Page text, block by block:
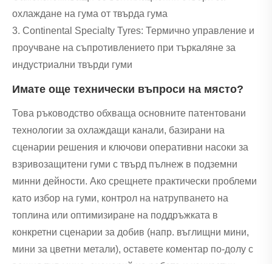
охлаждане на гума от твърда гума
3. Continental Specialty Tyres: Термично управление и
проучване на съпротивлението при търкаляне за
индустриални твърди гуми
Имате още технически въпроси на място?
Това ръководство обхваща основните патентовани
технологии за охлаждащи канали, базирани на
сценарии решения и ключови оперативни насоки за
взривозащитени гуми с твърд пълнеж в подземни
минни дейности. Ако срещнете практически проблеми
като избор на гуми, контрол на натрупването на
топлина или оптимизиране на поддръжката в
конкретни сценарии за добив (напр. въглищни мини,
мини за цветни метали), оставете коментар по-долу с